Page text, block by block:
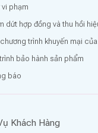
vi phạm
dứt hợp đồng và thu hồi
trình khuyến mại
bảo hành sản phẩm
báo
Khách Hàng